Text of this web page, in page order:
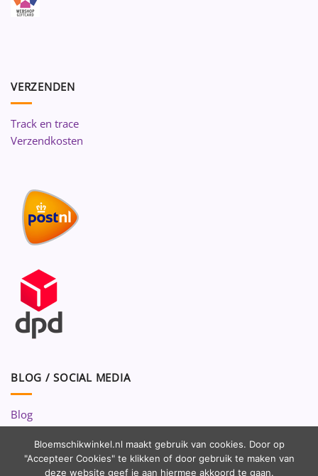
VERZENDEN
Track en trace
Verzendkosten
BLOG / SOCIAL MEDIA
Blog
Volg ons op:
Bloemschikwinkel.nl maakt gebruik van cookies. Door op
"Accepteer Cookies" te klikken of door gebruik te maken van
deze website geef je aan hiermee akkoord te gaan.